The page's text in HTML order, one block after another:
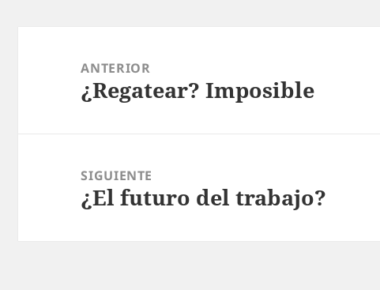
ANTERIOR
Entrada
¿Regatear? Imposible
SIGUIENTE
Entrada
¿El futuro del trabajo?